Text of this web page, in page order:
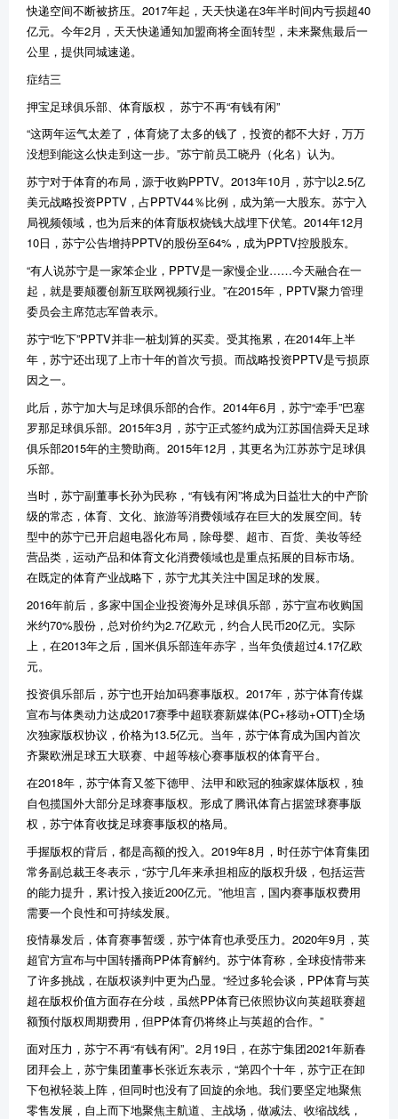
快递空间不断被挤压。 2017年起，天天快递在3年半时间内亏损超40
亿元。今年2月，天天快递通知加盟商将全面转型，未来聚焦最后一
公里，提供同城速递。
症结三
押宝足球俱乐部、体育版权， 苏宁不再“有钱有闲”
“这两年运气太差了，体育烧了太多的钱了，投资的都不大好，万万
没想到能这么快走到这一步。 ”苏宁前员工晓丹（化名）认为。
苏宁对于体育的布局，源于收购PPTV。 2013年10月，苏宁以2.5亿
美元战略投资PPTV ，占PPTV44％比例，成为第一大股东。苏宁入
局视频领域，也为后来的体育版权烧钱大战埋下伏笔。 2014年12月
10日，苏宁公告增持PPTV的股份至64% ，成为PPTV控股股东。
“有人说苏宁是一家笨企业， PPTV是一家慢企业……今天融合在一
起，就是要颠覆创新互联网视频行业。 ”在2015年， PPTV聚力管理
委员会主席范志军曾表示。
苏宁“吃下”PPTV并非一桩划算的买卖。受其拖累，在2014年上半
年，苏宁还出现了上市十年的首次亏损。而战略投资PPTV是亏损原
因之一。
此后，苏宁加大与足球俱乐部的合作。 2014年6月，苏宁“牵手”巴塞
罗那足球俱乐部。 2015年3月，苏宁正式签约成为江苏国信舜天足球
俱乐部2015年的主赞助商。 2015年12月，其更名为江苏苏宁足球俱
乐部。
当时，苏宁副董事长孙为民称， “有钱有闲”将成为日益壮大的中产阶
级的常态，体育、文化、旅游等消费领域存在巨大的发展空间。转
型中的苏宁已开启超电器化布局，除母婴、超市、百货、美妆等经
营品类，运动产品和体育文化消费领域也是重点拓展的目标市场。
在既定的体育产业战略下，苏宁尤其关注中国足球的发展。
2016年前后，多家中国企业投资海外足球俱乐部，苏宁宣布收购国
米约70%股份，总对价约为2.7亿欧元，约合人民币20亿元。实际
上，在2013年之后，国米俱乐部连年赤字，当年负债超过4.17亿欧
元。
投资俱乐部后，苏宁也开始加码赛事版权。 2017年，苏宁体育传媒
宣布与体奥动力达成2017赛季中超联赛新媒体(PC+移动+OTT)全场
次独家版权协议，价格为13.5亿元。当年，苏宁体育成为国内首次
齐聚欧洲足球五大联赛、中超等核心赛事版权的体育平台。
在2018年，苏宁体育又签下德甲、法甲和欧冠的独家媒体版权，独
自包揽国外大部分足球赛事版权。形成了腾讯体育占据篮球赛事版
权，苏宁体育收拢足球赛事版权的格局。
手握版权的背后，都是高额的投入。 2019年8月，时任苏宁体育集团
常务副总裁王冬表示， “苏宁几年来承担相应的版权升级，包括运营
的能力提升，累计投入接近200亿元。 ”他坦言，国内赛事版权费用
需要一个良性和可持续发展。
疫情暴发后，体育赛事暂缓，苏宁体育也承受压力。 2020年9月，英
超官方宣布与中国转播商PP体育解约。苏宁体育称，全球疫情带来
了许多挑战，在版权谈判中更为凸显。 “经过多轮会谈， PP体育与英
超在版权价值方面存在分歧，虽然PP体育已依照协议向英超联赛超
额预付版权周期费用，但PP体育仍将终止与英超的合作。 ”
面对压力，苏宁不再“有钱有闲”。 2月19日，在苏宁集团2021年新春
团拜会上，苏宁集团董事长张近东表示， “第四个十年，苏宁正在卸
下包袱轻装上阵，但同时也没有了回旋的余地。我们要坚定地聚焦
零售发展，自上而下地聚焦主航道、主战场，做减法、收缩战线，